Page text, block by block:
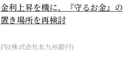
金利上昇を機に、『守るお金』の
置き場所を再検討
PR(株式会社北九州銀行)